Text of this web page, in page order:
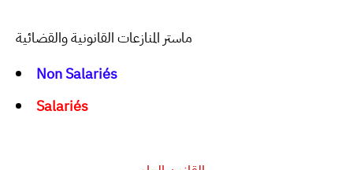
ماستر المنازعات القانونية والقضائية
NonSalariés
Salariés